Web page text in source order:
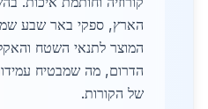
הארץ, ספקי באר שבע
המוצר לתנאי השטח
הדרום, מה שמבטיח
של הקורות.